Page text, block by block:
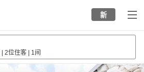
新
2位住客 1间